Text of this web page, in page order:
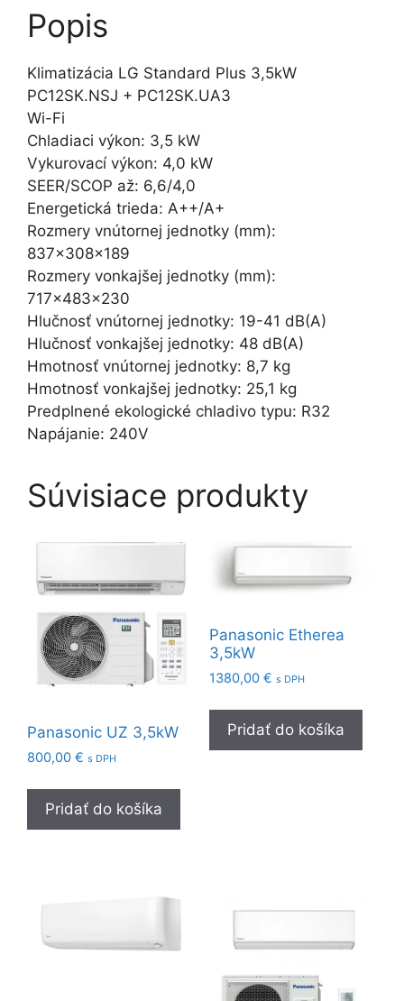
Popis
Klimatizácia LG Standard Plus 3,5kW
PC12SK.NSJ + PC12SK.UA3
Wi-Fi
Chladiaci výkon: 3,5 kW
Vykurovací výkon: 4,0 kW
SEER/SCOP až: 6,6/4,0
Energetická trieda: A++/A+
Rozmery vnútornej jednotky (mm):
837x308x189
Rozmery vonkajšej jednotky (mm):
717x483x230
Hlučnosť vnútornej jednotky: 19-41 dB(A)
Hlučnosť vonkajšej jednotky: 48 dB(A)
Hmotnosť vnútornej jednotky: 8,7 kg
Hmotnosť vonkajšej jednotky: 25,1 kg
Predplnené ekologické chladivo typu: R32
Napájanie: 240V
Súvisiace produkty
Panasonic UZ 3,5kW
800,00 € s DPH
Pridať do košíka
Panasonic Etherea
3,5kW
1380,00 € s DPH
Pridať do košíka